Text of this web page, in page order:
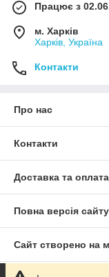
Працює з
м. Харків
Харків, Україна
Контакти
Про нас
Контакти
Доставка та оплата
Повна версія сайту
Сайт створено на